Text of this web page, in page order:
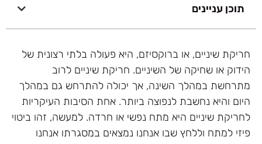
תוכן עניינים
חריקת שיניים, או ברוקסיזם, היא פעולה בלתי רצונית של
הידוק או שחיקה של השיניים. חריקת שיניים לרוב
מתרחשת במהלך השינה, אך יכולה להתרחש גם במהלך
היום והיא נחשבת לנפוצה ביותר. אחת הסיבות העיקריות
לחריקת שיניים היא מתח נפשי או חרדה. למעשה, זהו ביטוי
פיזי למתח וללחץ שבו אנחנו נמצאים במסגרתו אנחנו